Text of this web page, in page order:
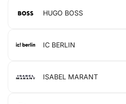
HUGO BOSS
IC BERLIN
ISABEL MARANT